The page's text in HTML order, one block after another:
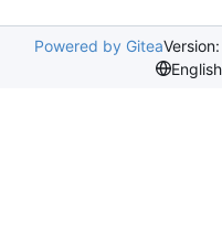
Powered by Gitea
English